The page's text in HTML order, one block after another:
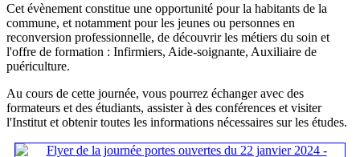
Cet évènement constitue une opportunité pour la habitants de la
commune, et notamment pour les jeunes ou personnes en
reconversion professionnelle, de découvrir les métiers du soin et
l'offre de formation : Infirmiers, Aide-soignante, Auxiliaire de
puériculture.
Au cours de cette journée, vous pourrez échanger avec des
formateurs et des étudiants, assister à des conférences et visiter
l'Institut et obtenir toutes les informations nécessaires sur les études.